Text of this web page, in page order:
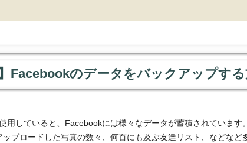
Facebookのデータをバックアップす
用していると、Facebookには様々なデータが蓄積されています
ップロードした写真の数々、何百にも及ぶ友達リスト、などなど